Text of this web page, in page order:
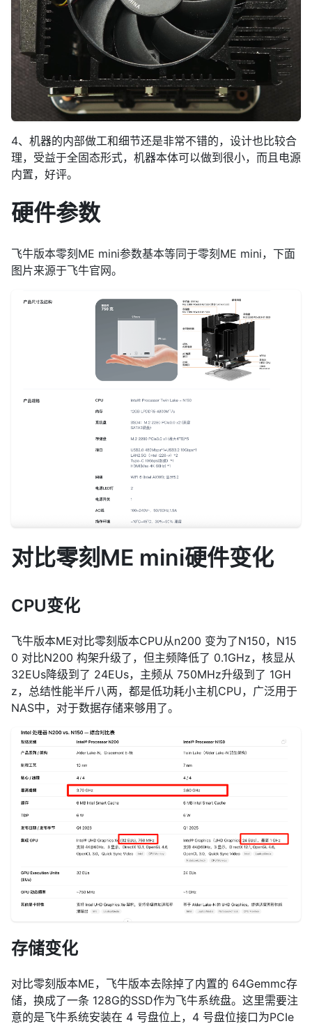
4、机器的内部做工和细节还是非常不错的，设计也比较合
理，受益于全固态形式，机器本体可以做到很小，而且电源
内置，好评。
硬件参数
飞牛版本零刻ME mini参数基本等同于零刻ME mini，下面
图片来源于飞牛官网。
对比零刻ME mini硬件变化
CPU变化
飞牛版本ME对比零刻版本CPU从n200 变为了N150，N15
0 对比N200 构架升级了，但主频降低了 0.1GHz，核显从
32EUs降级到了 24EUs，主频从 750MHz升级到了 1GH
z，总结性能半斤八两，都是低功耗小主机CPU，广泛用于
NAS中，对于数据存储来够用了。
存储变化
对比零刻版本ME，飞牛版本去除掉了内置的 64Gemmc存
储，换成了一条 128G的SSD作为飞牛系统盘。这里需要注
意的是飞牛系统安装在 4 号盘位上，4 号盘位接口为PCIe